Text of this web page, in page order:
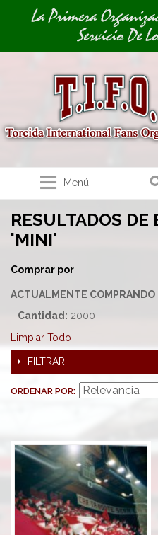
Image 01La Primera
Servicio De
Menú
RESULTADOS DE
'MINI'
Comprar por
ACTUALMENTE COMPRANDO
Cantidad: 2000
Limpiar Todo
FILTRAR
ORDENAR POR